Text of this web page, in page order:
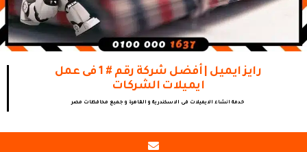
رايز ايميل | أفضل شركة رقم # 1 فى عمل
ايميلات الشركات
خدمة انشاء الايميلات فى الاسكندرية و القاهرة و جميع محافظات مصر